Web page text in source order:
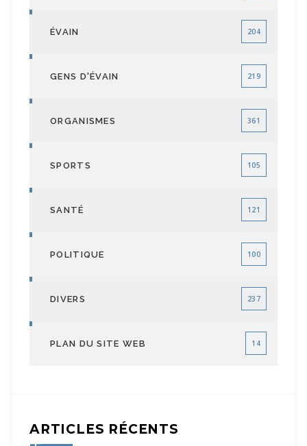
ÉVAIN 204
GENS D'ÉVAIN 219
ORGANISMES 361
SPORTS 105
SANTÉ 121
POLITIQUE 100
DIVERS 237
PLAN DU SITE WEB 14
ARTICLES RÉCENTS